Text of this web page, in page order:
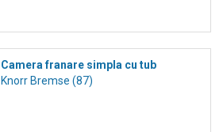
Camera franare simpla cu tub
Knorr Bremse (87)